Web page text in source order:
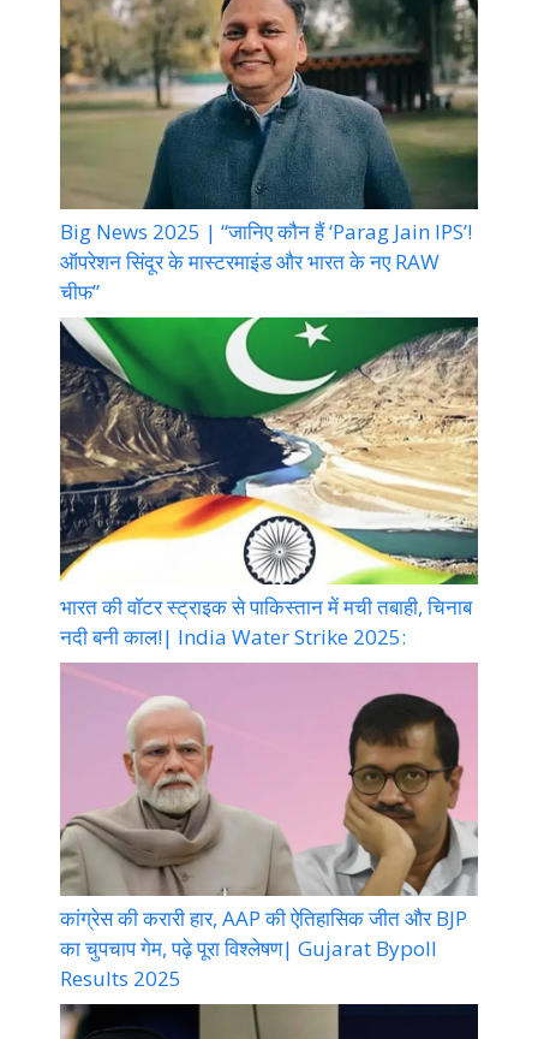
Big News 2025 | “जानिए कौन हैं ‘Parag Jain IPS’!
ऑपरेशन सिंदूर के मास्टरमाइंड और भारत के नए RAW
चीफ”
भारत की वॉटर स्ट्राइक से पाकिस्तान में मची तबाही, चिनाब
नदी बनी काल!| India Water Strike 2025:
कांग्रेस की करारी हार, AAP की ऐतिहासिक जीत और BJP
का चुपचाप गेम, पढ़े पूरा विश्लेषण| Gujarat Bypoll
Results 2025